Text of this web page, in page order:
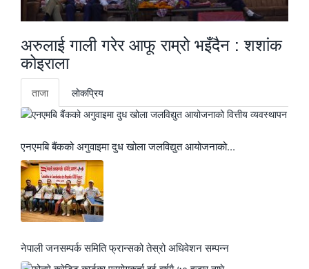
अरुलाई गाली गरेर आफू राम्रो भइँदैन : शशांक
कोइराला
ताजा लाेकप्रिय
एनएमबि बैंकको अगुवाइमा दुध खोला जलविद्युत आयोजनाको...
नेपाली जनसम्पर्क समिति फ्रान्सको तेस्रो अधिवेशन सम्पन्न